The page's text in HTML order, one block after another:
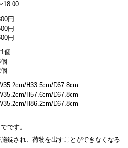
18:00
円
円
円
個
H33.5cm/D67.8cm
H57.6cm/D67.8cm
H86.2cm/D67.8cm
です。
錠され、荷物を出すことができなくなる